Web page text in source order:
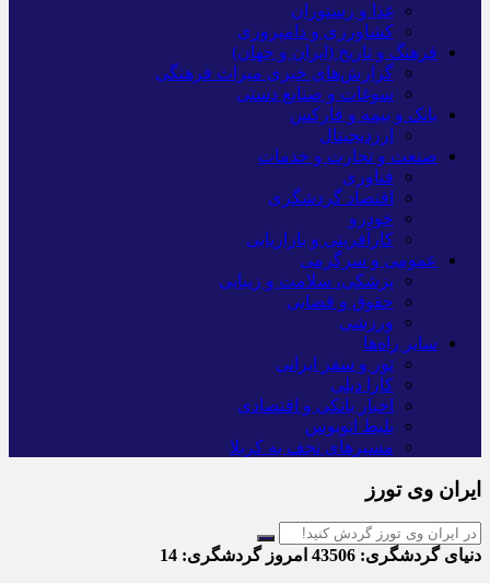
غذا و رستوران
کشاورزی و دامپروری
فرهنگ و تاریخ (ایران و جهان)
گزارش‌های خبری میراث فرهنگی
سوغات و صنایع دستی
بانک و بیمه و فارکس
ارزدیجیتال
صنعت و تجارت و خدمات
فناوری
اقتصاد گردشگری
خودرو
کارآفرینی و بازاریابی
عمومی و سرگرمی
پزشکی، سلامت و زیبایی
حقوق و قضایی
ورزشی
سایر راه‌ها
تور و سفر ایرانی
کارا دیلی
اخبار بانکی و اقتصادی
بلیط اتوبوس
مسیرهای نجف به کربلا
ایران وی تورز
دنیای گردشگری: امروز گردشگری: